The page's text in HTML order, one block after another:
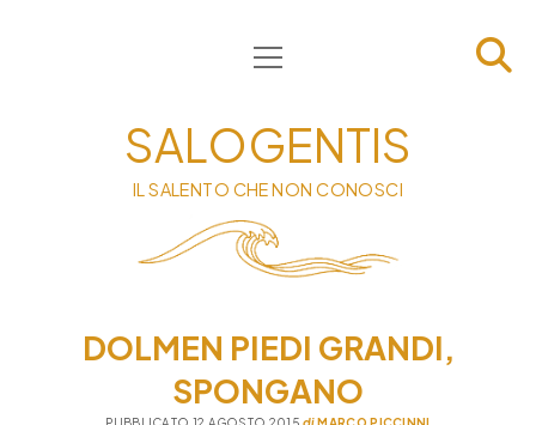
HOME
INFORMATIVA
CONTATTI
PRIVACY & COOKIE POLICY
apri
menu
SALOGENTIS
IL SALENTO CHE NON CONOSCI
DOLMEN PIEDI GRANDI,
SPONGANO